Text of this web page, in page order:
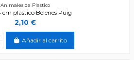
Animales de Plastico
cm plástico Belenes Puig
2,10 €
Añadir al carrito